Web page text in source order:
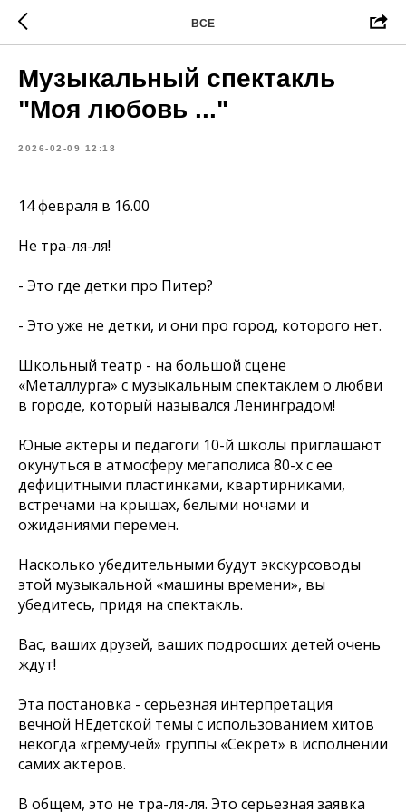
ВСЕ
Музыкальный спектакль
"Моя любовь ..."
2026-02-09 12:18
14 февраля в 16.00
Не тра-ля-ля!
- Это где детки про Питер?
- Это уже не детки, и они про город, которого нет.
Школьный театр - на большой сцене
«Металлурга» с музыкальным спектаклем о любви
в городе, который назывался Ленинградом!
Юные актеры и педагоги 10-й школы приглашают
окунуться в атмосферу мегаполиса 80-х с ее
дефицитными пластинками, квартирниками,
встречами на крышах, белыми ночами и
ожиданиями перемен.
Насколько убедительными будут экскурсоводы
этой музыкальной «машины времени», вы
убедитесь, придя на спектакль.
Вас, ваших друзей, ваших подросших детей очень
ждут!
Эта постановка - серьезная интерпретация
вечной НЕдетской темы с использованием хитов
некогда «гремучей» группы «Секрет» в исполнении
самих актеров.
В общем, это не тра-ля-ля. Это серьезная заявка